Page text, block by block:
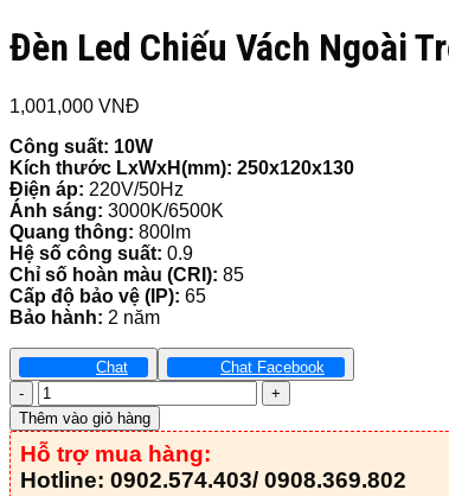
Đèn Led Chiếu Vách Ngoài
1,001,000 VNĐ
Công suất: 10W
Kích thước LxWxH(mm): 250x120x130
Điện áp: 220V/50Hz
Ánh sáng: 3000K/6500K
Quang thông: 800lm
Hệ số công suất: 0.9
Chỉ số hoàn màu (CRI): 85
Cấp độ bảo vệ (IP): 65
Bảo hành: 2 năm
Chat Chat Facebook
Đèn
Led
Chiếu
Vách
Ngoài
Thêm vào giỏ hàng
Hỗ trợ mua hàng:
Hotline: 0902.574.403/ 0908.369.802